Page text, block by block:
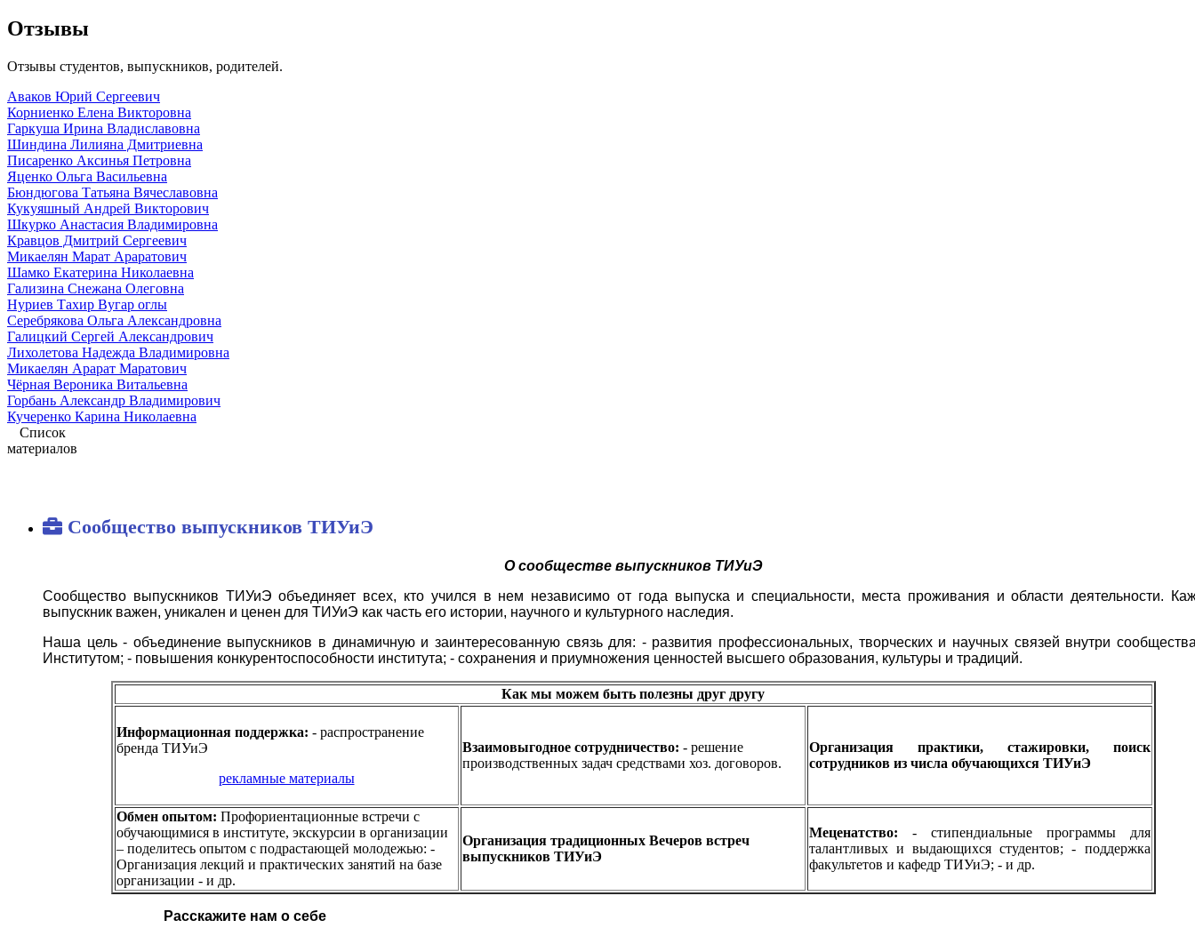
Отзывы
Отзывы студентов, выпускников, родителей.
Аваков Юрий Сергеевич
Корниенко Елена Викторовна
Гаркуша Ирина Владиславовна
Шиндина Лилияна Дмитриевна
Писаренко Аксинья Петровна
Яценко Ольга Васильевна
Бюндюгова Татьяна Вячеславовна
Кукуяшный Андрей Викторович
Шкурко Анастасия Владимировна
Кравцов Дмитрий Сергеевич
Микаелян Марат Араратович
Шамко Екатерина Николаевна
Гализина Снежана Олеговна
Нуриев Тахир Вугар оглы
Серебрякова Ольга Александровна
Галицкий Сергей Александрович
Лихолетова Надежда Владимировна
Микаелян Арарат Маратович
Чёрная Вероника Витальевна
Горбань Александр Владимирович
Кучеренко Карина Николаевна
Список
материалов
Сообщество выпускников ТИУиЭ
О сообществе выпускников ТИУиЭ
Сообщество выпускников ТИУиЭ объединяет всех, кто учился в нем независимо от года выпуска и специальности, места проживания и области деятельности.
выпускник важен, уникален и ценен для ТИУиЭ как часть его истории, научного и культурного наследия.
Наша цель - объединение выпускников в динамичную и заинтересованную связь для: - развития профессиональных, творческих и научных связей внутри
Институтом; - повышения конкурентоспособности института; - сохранения и приумножения ценностей высшего образования, культуры и традиций.
Как мы можем быть полезны друг другу
Информационная поддержка: - распространение
бренда ТИУиЭ
рекламные материалы
Взаимовыгодное сотрудничество: - решение
производственных задач средствами хоз. договоров.
Организация практики, стажировки, поиск
сотрудников из числа обучающихся ТИУиЭ
Обмен опытом: Профориентационные встречи с
обучающимися в институте, экскурсии в организации
– поделитесь опытом с подрастающей молодежью: -
Организация лекций и практических занятий на базе
организации - и др.
Организация традиционных Вечеров встреч
выпускников ТИУиЭ
Меценатство:
- стипендиальные программы для
талантливых и выдающихся студентов;
- поддержка
факультетов и кафедр ТИУиЭ; - и др.
Расскажите нам о себе